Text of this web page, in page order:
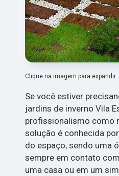
Clique na imagem para expandir
Se você estiver
jardins de inverno Vila
profissionalismo como
solução é conhecida
do espaço, sendo uma
sempre em contato
uma casa ou em um